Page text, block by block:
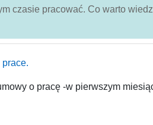
czasie pracować. Co warto
o pracę -w pierwszym